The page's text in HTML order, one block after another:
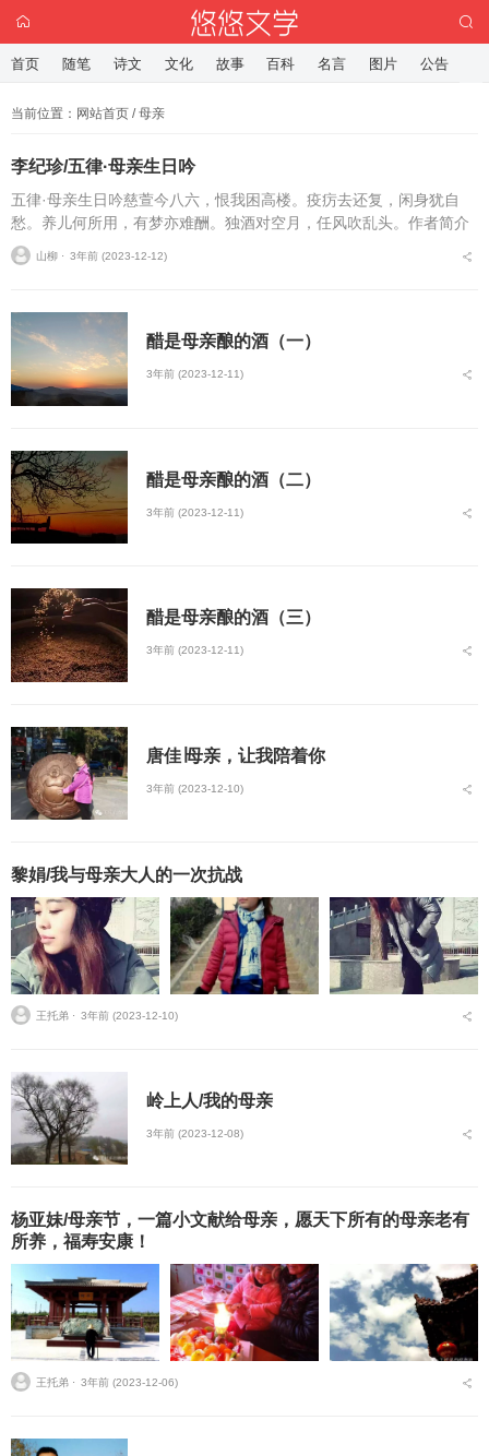
当前位置： 网站首页 / 母亲
李纪珍/五律·母亲生日吟
五律·母亲生日吟慈萱今八六，恨我困高楼。疫疠去还复，闲身犹自
愁。养儿何所用，有梦亦难酬。独酒对空月，任风吹乱头。作者简介
李纪珍，网名过客，九州诗社会员，【雪藻兰襟】步蟾宫副主编，黄
河诗社编辑，秦安县诗...
山柳 ⋅ 3年前 (2023-12-12)
醋是母亲酿的酒（一）
3年前 (2023-12-11)
醋是母亲酿的酒（二）
3年前 (2023-12-11)
醋是母亲酿的酒（三）
3年前 (2023-12-11)
唐佳∣母亲，让我陪着你
3年前 (2023-12-10)
黎娟/我与母亲大人的一次抗战
王托弟 ⋅ 3年前 (2023-12-10)
岭上人/我的母亲
3年前 (2023-12-08)
杨亚妹/母亲节，一篇小文献给母亲，愿天下所有的母亲老有
所养，福寿安康！
王托弟 ⋅ 3年前 (2023-12-06)
首页 随笔 诗文 文化 故事 百科 名言 图片 公告